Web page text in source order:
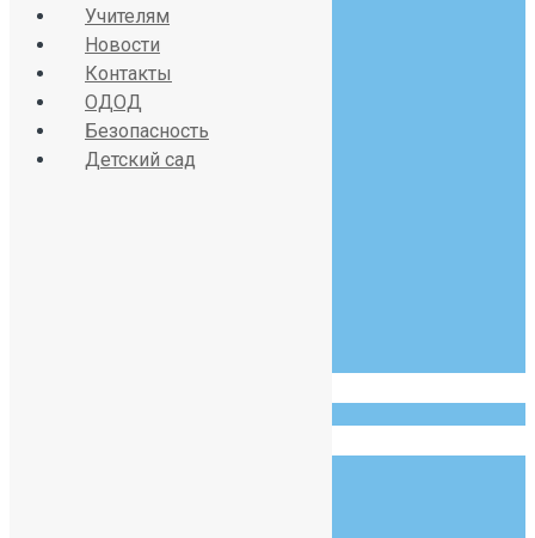
Красносельское шоссе
дом 34, литер А
Учителям
Новости
Контакты
ОДОД
Безопасность
Детский сад